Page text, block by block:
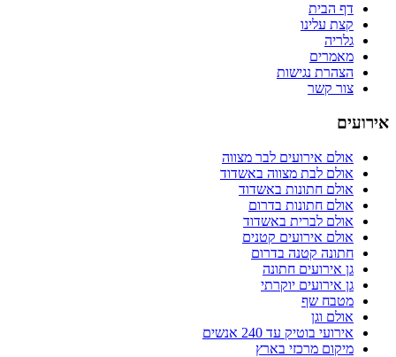
דף הבית
קצת עלינו
גלריה
מאמרים
הצהרת נגישות
צור קשר
אירועים
אולם אירועים לבר מצווה
אולם לבת מצווה באשדוד
אולם חתונות באשדוד
אולם חתונות בדרום
אולם לברית באשדוד
אולם אירועים קטנים
חתונה קטנה בדרום
גן אירועים חתונה
גן אירועים יוקרתי
מטבח שף
אולם וגן
אירועי בוטיק עד 240 אנשים
מיקום מרכזי בארץ